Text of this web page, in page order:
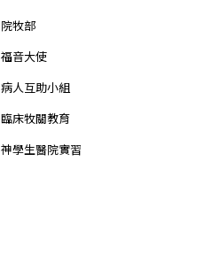
院牧部
福音大使
病人互助小組
臨床牧關教育
神學生醫院實習